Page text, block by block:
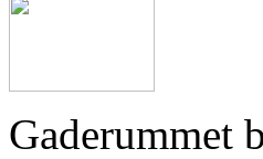
Gaderummet